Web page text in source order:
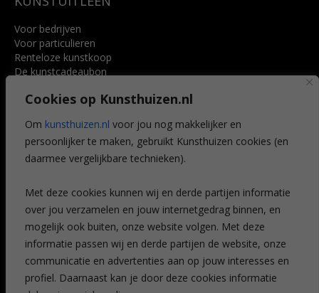
Cookies op Kunsthuizen.nl
Om kunsthuizen.nl voor jou nog makkelijker en
persoonlijker te maken, gebruikt Kunsthuizen cookies (en
daarmee vergelijkbare technieken).
Met deze cookies kunnen wij en derde partijen informatie
over jou verzamelen en jouw internetgedrag binnen, en
mogelijk ook buiten, onze website volgen. Met deze
informatie passen wij en derde partijen de website, onze
communicatie en advertenties aan op jouw interesses en
profiel. Daarnaast kan je door deze cookies informatie
Voor bedrijven
Voor particulieren
Renteloze kunstkoop
De kunstcadeaubon
Voordelen
Veelgestelde vragen
CONTACT
Leiden
Amsterdam
Breda
Favorieten
Mijn art alert